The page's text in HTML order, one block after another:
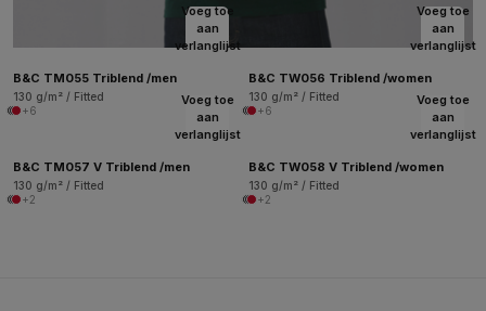
Voeg toe
aan
verlanglijst
B&C TM055 Triblend /men
130 g/m² / Fitted
+6
Voeg toe
aan
verlanglijst
B&C TW056 Triblend /women
130 g/m² / Fitted
+6
Voeg toe
aan
verlanglijst
B&C TM057 V Triblend /men
130 g/m² / Fitted
+2
Voeg toe
aan
verlanglijst
B&C TW058 V Triblend /women
130 g/m² / Fitted
+2